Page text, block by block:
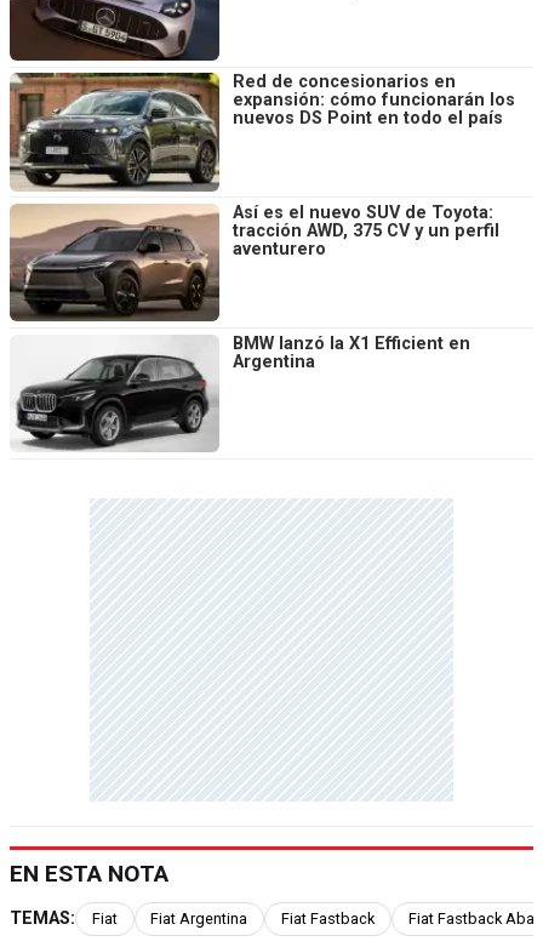
Red de concesionarios en
expansión: cómo funcionarán los
nuevos DS Point en todo el país
Así es el nuevo SUV de Toyota:
tracción AWD, 375 CV y un perfil
aventurero
BMW lanzó la X1 Efficient en
Argentina
EN ESTA NOTA
TEMAS: Fiat Fiat Argentina Fiat Fastback Fiat Fastback